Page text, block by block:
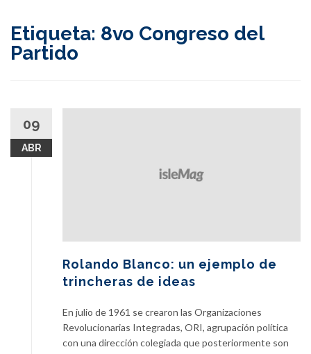
Etiqueta: 8vo Congreso del
Partido
09
ABR
Rolando Blanco: un ejemplo de
trincheras de ideas
En julio de 1961 se crearon las Organizaciones
Revolucionarias Integradas, ORI, agrupación política
con una dirección colegiada que posteriormente son